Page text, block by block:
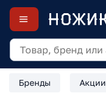
Бренды Акции